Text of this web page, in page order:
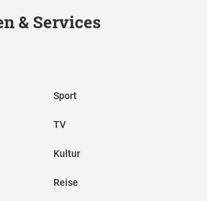
& Services
Sport
TV
Kultur
Reise